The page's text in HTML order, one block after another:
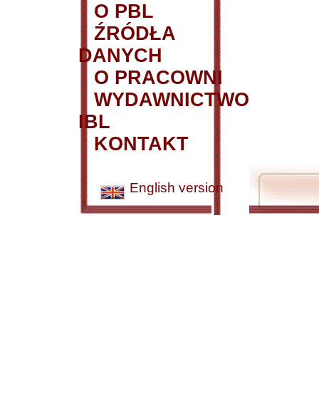
O PBL
ŹRÓDŁA
DANYCH
O PRACOWNI
WYDAWNICTWO
IBL
KONTAKT
English version